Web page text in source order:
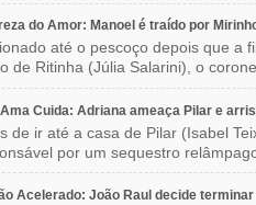
do Amor: Manoel é traído por
até o pescoço depois que a
de Ritinha (Júlia Salarini), o
Cuida: Adriana ameaça Pilar e
de ir até a casa de Pilar (Isabel
por um sequestro
Acelerado: João Raul decide